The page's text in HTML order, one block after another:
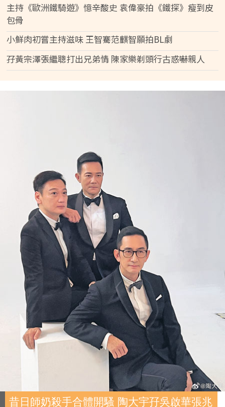
主持《歐洲鐵騎遊》憶辛酸史 袁偉豪拍《鐵探》瘦到皮
包骨
小鮮肉初嘗主持滋味 王智騫范麒智願拍BL劇
孖黃宗澤張繼聰打出兄弟情 陳家樂剃頭行古惑嚇親人
昔日師奶殺手合體開騷 陶大宇孖吳啟華張兆